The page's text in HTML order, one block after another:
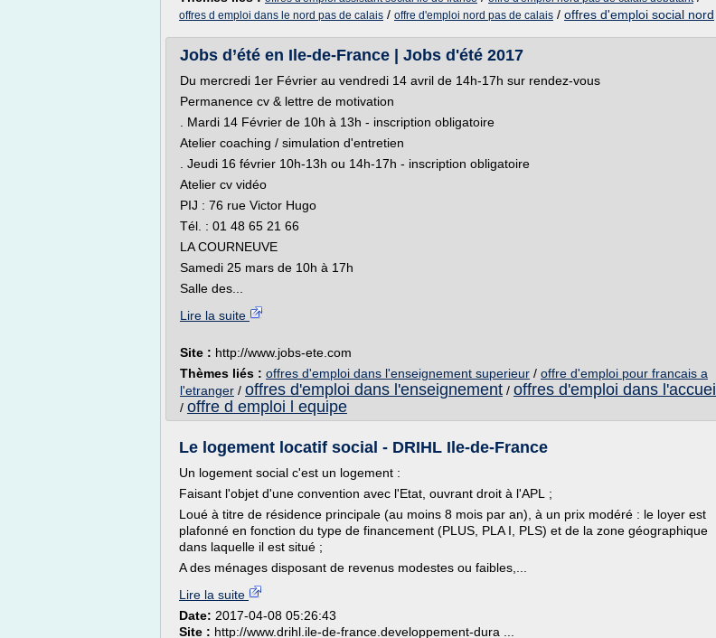
offres d emploi dans le nord pas de calais / offre d'emploi nord pas de calais / offres d'emploi social nord
Jobs d’été en Ile-de-France | Jobs d'été 2017
Du mercredi 1er Février au vendredi 14 avril de 14h-17h sur rendez-vous
Permanence cv & lettre de motivation
. Mardi 14 Février de 10h à 13h - inscription obligatoire
Atelier coaching / simulation d'entretien
. Jeudi 16 février 10h-13h ou 14h-17h - inscription obligatoire
Atelier cv vidéo
PIJ : 76 rue Victor Hugo
Tél. : 01 48 65 21 66
LA COURNEUVE
Samedi 25 mars de 10h à 17h
Salle des...
Lire la suite
Site : http://www.jobs-ete.com
Thèmes liés : offres d'emploi dans l'enseignement superieur / offre d'emploi pour francais a
l'etranger / offres d'emploi dans l'enseignement / offres d'emploi dans l'accueil
/ offre d emploi l equipe
Le logement locatif social - DRIHL Ile-de-France
Un logement social c'est un logement :
Faisant l'objet d'une convention avec l'Etat, ouvrant droit à l'APL ;
Loué à titre de résidence principale (au moins 8 mois par an), à un prix modéré : le loyer est
plafonné en fonction du type de financement (PLUS, PLA I, PLS) et de la zone géographique
dans laquelle il est situé ;
A des ménages disposant de revenus modestes ou faibles,...
Lire la suite
Date: 2017-04-08 05:26:43
Site : http://www.drihl.ile-de-france.developpement-dura ...